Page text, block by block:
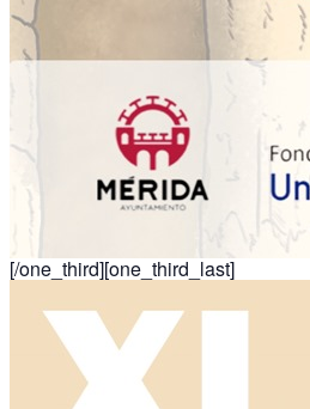
[/one_third][one_third_last]